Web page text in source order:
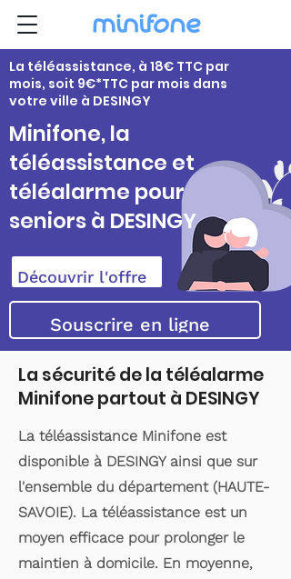
La téléassistance, à 18€ TTC par
mois, soit 9€*TTC par mois dans
votre ville à DESINGY
Minifone, la
téléassistance et
téléalarme pour
seniors à DESINGY
Découvrir l'offre
Souscrire en ligne
La sécurité de la téléalarme
Minifone partout à DESINGY
La téléassistance Minifone est
disponible à DESINGY ainsi que sur
l'ensemble du département (HAUTE-
SAVOIE). La téléassistance est un
moyen efficace pour prolonger le
maintien à domicile. En moyenne,